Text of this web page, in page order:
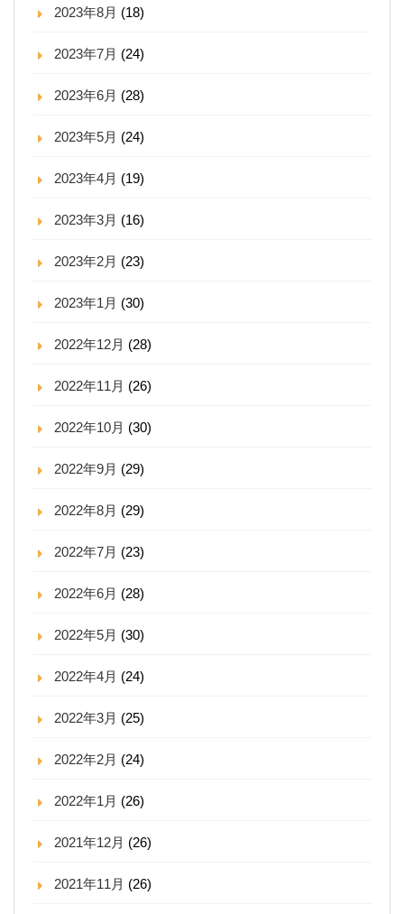
2023年8月 (18)
2023年7月 (24)
2023年6月 (28)
2023年5月 (24)
2023年4月 (19)
2023年3月 (16)
2023年2月 (23)
2023年1月 (30)
2022年12月 (28)
2022年11月 (26)
2022年10月 (30)
2022年9月 (29)
2022年8月 (29)
2022年7月 (23)
2022年6月 (28)
2022年5月 (30)
2022年4月 (24)
2022年3月 (25)
2022年2月 (24)
2022年1月 (26)
2021年12月 (26)
2021年11月 (26)